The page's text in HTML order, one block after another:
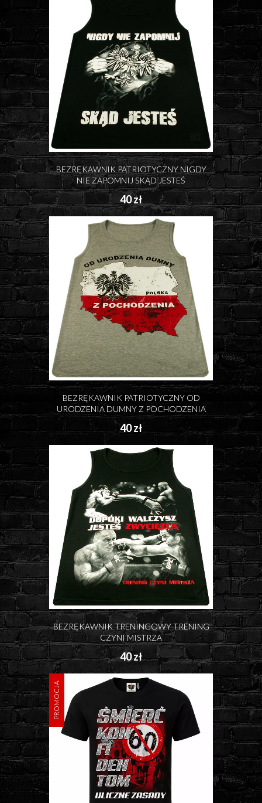
BEZRĘKAWNIK PATRIOTYCZNY NIGDY
NIE ZAPOMNIJ SKĄD JESTEŚ
40 zł
BEZRĘKAWNIK PATRIOTYCZNY OD
URODZENIA DUMNY Z POCHODZENIA
40 zł
BEZRĘKAWNIK TRENINGOWY TRENING
CZYNI MISTRZA
40 zł
PROMOCJA